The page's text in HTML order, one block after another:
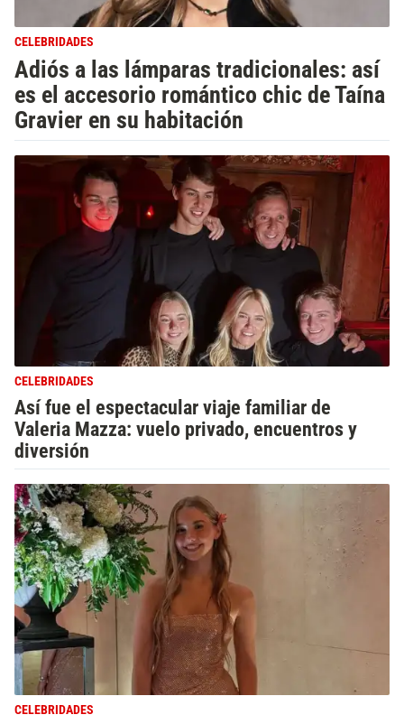
CELEBRIDADES
Adiós a las lámparas tradicionales: así
es el accesorio romántico chic de Taína
Gravier en su habitación
CELEBRIDADES
Así fue el espectacular viaje familiar de
Valeria Mazza: vuelo privado, encuentros y
diversión
CELEBRIDADES